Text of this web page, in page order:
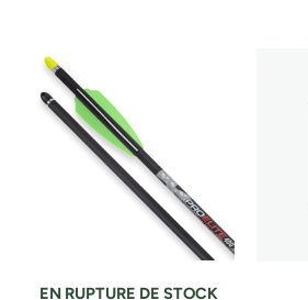
EN RUPTURE DE STOCK